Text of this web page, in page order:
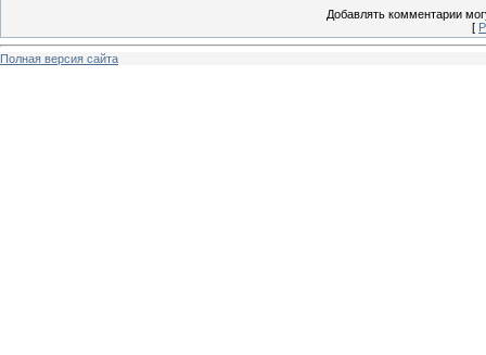
Добавлять комментарии
[
Полная версия сайта